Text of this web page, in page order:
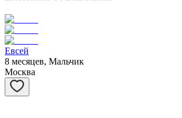
Евсей
8 месяцев, Мальчик
Москва